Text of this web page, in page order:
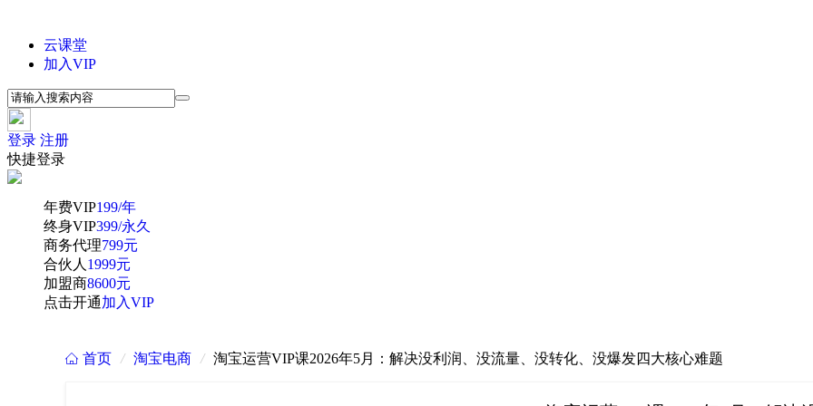
云课堂
加入VIP
登录 注册
快捷登录
年费VIP199/年
终身VIP399/永久
商务代理799元
合伙人 1999元
加盟商8600元
点击开通加入VIP
 首页 / 淘宝电商 / 淘宝运营VIP课2026年5月：解决没利润、没流量、没转化、没爆发四大核心难题